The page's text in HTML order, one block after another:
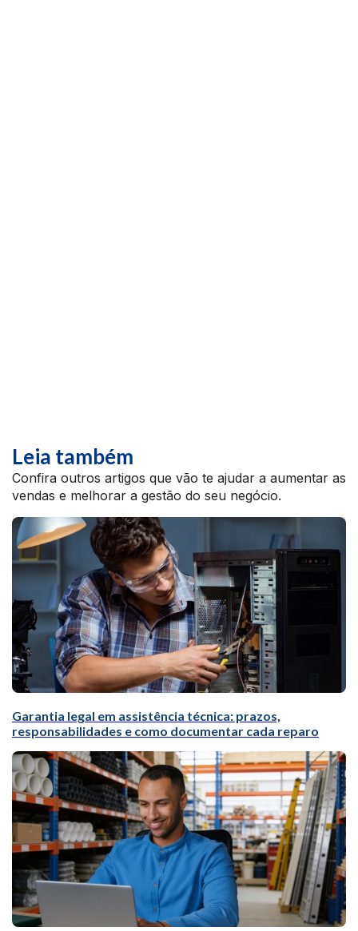
Leia também
Confira outros artigos que vão te ajudar a aumentar as
vendas e melhorar a gestão do seu negócio.
Garantia legal em assistência técnica: prazos,
responsabilidades e como documentar cada reparo